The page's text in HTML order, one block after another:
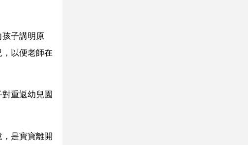
孩子講明原
以便老師在
重返幼兒園
是寶寶離開